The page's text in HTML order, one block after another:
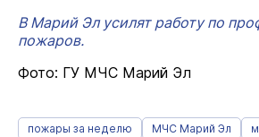
В Марий Эл усилят работу по
пожаров.
Фото: ГУ МЧС Марий Эл
пожары за неделю МЧС Марий Эл